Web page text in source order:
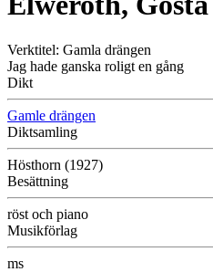
Verktitel: Gamla drängen
Jag hade ganska roligt en gång
Dikt
Gamle drängen
Diktsamling
Hösthorn (1927)
Besättning
röst och piano
Musikförlag
ms